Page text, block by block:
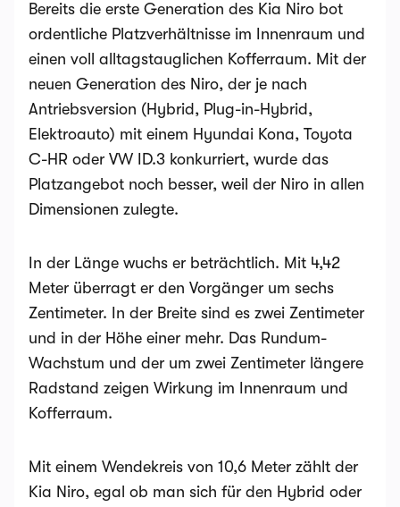
Bereits die erste Generation des Kia Niro bot
ordentliche Platzverhältnisse im Innenraum und
einen voll alltagstauglichen Kofferraum. Mit der
neuen Generation des Niro, der je nach
Antriebsversion (Hybrid, Plug-in-Hybrid,
Elektroauto) mit einem Hyundai Kona, Toyota
C-HR oder VW ID.3 konkurriert, wurde das
Platzangebot noch besser, weil der Niro in allen
Dimensionen zulegte.
In der Länge wuchs er beträchtlich. Mit 4,42
Meter überragt er den Vorgänger um sechs
Zentimeter. In der Breite sind es zwei Zentimeter
und in der Höhe einer mehr. Das Rundum-
Wachstum und der um zwei Zentimeter längere
Radstand zeigen Wirkung im Innenraum und
Kofferraum.
Mit einem Wendekreis von 10,6 Meter zählt der
Kia Niro, egal ob man sich für den Hybrid oder